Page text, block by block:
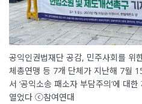
공익인권법재단 공감, 민주사회를 위
체총연맹 등 7개 단체가 지난해 7월
서 ‘공익소송 패소자 부담주의’에 대
열었다 ⓒ참여연대